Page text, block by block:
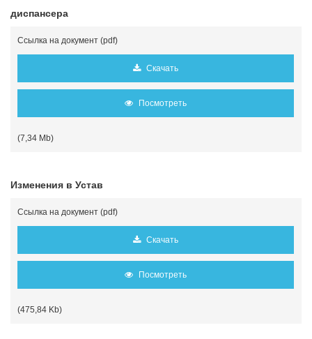
диспансера
Ссылка на документ (pdf)
Скачать
Посмотреть
(7,34 Mb)
Изменения в Устав
Ссылка на документ (pdf)
Скачать
Посмотреть
(475,84 Kb)